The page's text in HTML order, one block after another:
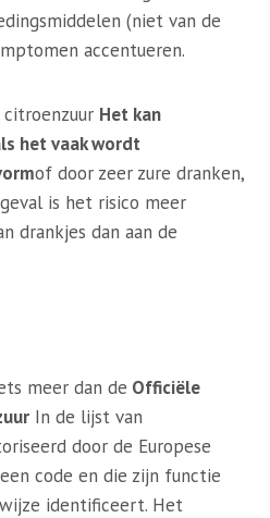
(niet van de
accentueren.
citroenzuur Het kan
het vaak wordt
of door zeer zure dranken,
is het risico meer
drankjes dan aan de
meer dan de Officiële
In de lijst van
door de Europese
code en die zijn functie
identificeert. Het